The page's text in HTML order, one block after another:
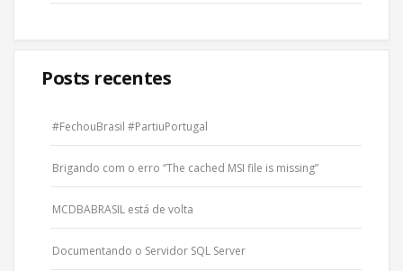
Posts recentes
#FechouBrasil #PartiuPortugal
Brigando com o erro “The cached MSI file is missing”
MCDBABRASIL está de volta
Documentando o Servidor SQL Server